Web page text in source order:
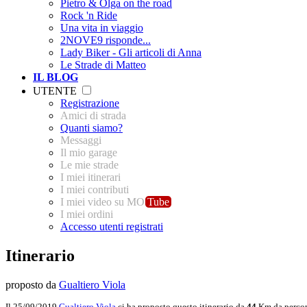
Pietro & Olga on the road
Rock 'n Ride
Una vita in viaggio
2NOVE9 risponde...
Lady Biker - Gli articoli di Anna
Le Strade di Matteo
IL BLOG
UTENTE
Registrazione
Amici di strada
Quanti siamo?
Messaggi
Il mio garage
Le mie strade
I miei itinerari
I miei contributi
I miei video su MO Tube
I miei ordini
Accesso utenti registrati
Itinerario
proposto da Gualtiero Viola